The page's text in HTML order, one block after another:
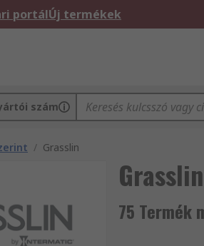
portálÚj termékek
szám
/ Grasslin
Grasslin
75 Termék